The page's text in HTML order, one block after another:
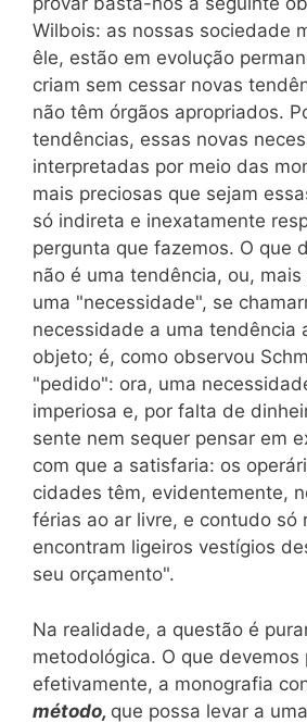
Wilbois: as nossas sociedade
êle, estão em evolução
criam sem cessar novas
não têm órgãos apropriados.
tendências, essas novas
interpretadas por meio das
mais preciosas que sejam
só indireta e inexatamente
pergunta que fazemos. O que
não é uma tendência, ou,
uma "necessidade", se
necessidade a uma tendência
objeto; é, como observou
"pedido": ora, uma
imperiosa e, por falta de
sente nem sequer pensar em
com que a satisfaria: os
cidades têm, evidentemente,
férias ao ar livre, e contudo só
encontram ligeiros vestígios
seu orçamento".
Na realidade, a questão é
metodológica. O que devemos
efetivamente, a monografia
método, que possa levar a